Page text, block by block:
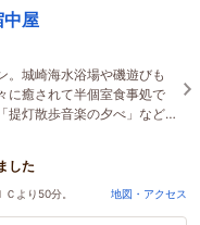
屋
。城崎海水浴場や磯遊びも
に癒されて半個室食事処で
提灯散歩音楽の夕べ」など
す。
した
より50分。 地図・アクセス